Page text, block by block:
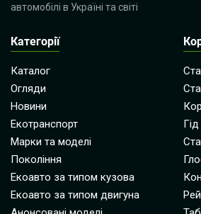
автомобілі в Україні та світі
Категорії
Каталог
Огляди
Новини
Екотранспорт
Марки та моделі
Покоління
Екоавто за типом кузова
Екоавто за типом двигуна